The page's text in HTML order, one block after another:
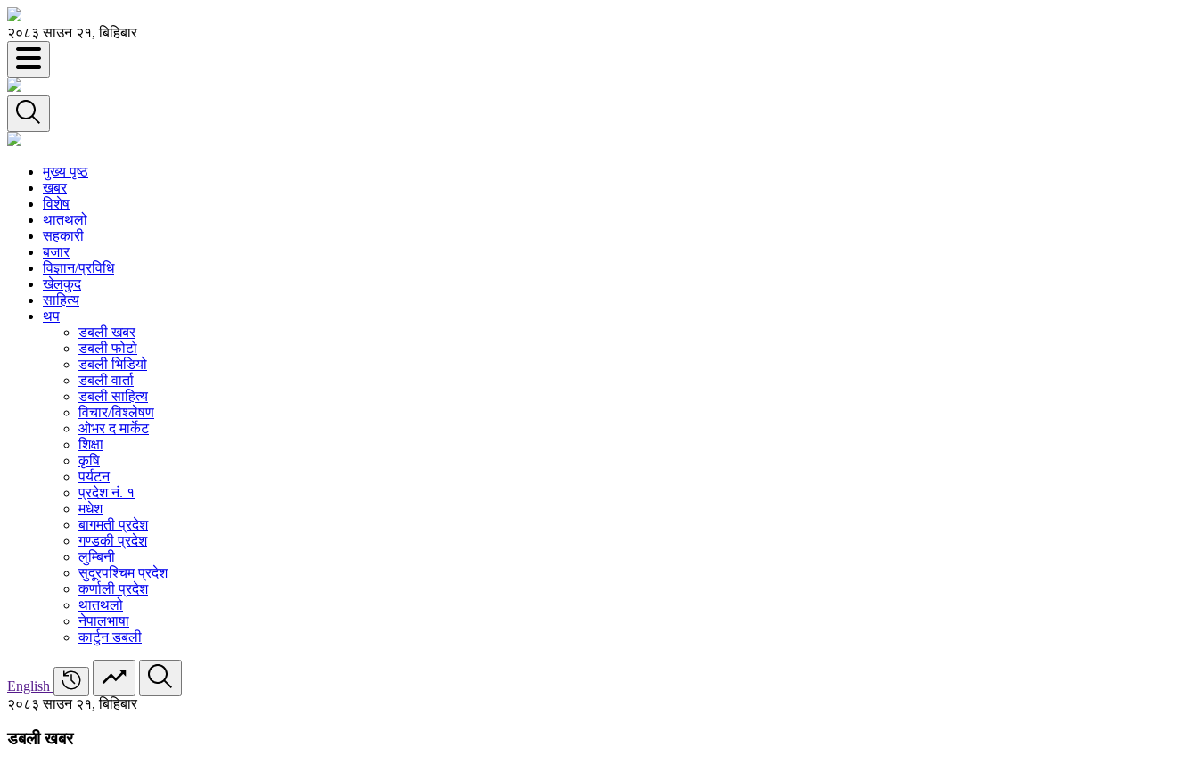
२०८३ साउन २१, बिहिबार
मुख्य पृष्ठ
खबर
विशेष
थातथलो
सहकारी
बजार
विज्ञान/प्रविधि
खेलकुद
साहित्य
थप
डबली खबर
डबली फोटो
डबली भिडियो
डबली वार्ता
डबली साहित्य
विचार/विश्‍लेषण
ओभर द मार्केट
शिक्षा
कृषि
पर्यटन
प्रदेश नं. १
मधेश
बागमती प्रदेश
गण्डकी प्रदेश
लुम्बिनी
सुदूरपश्चिम प्रदेश
कर्णाली प्रदेश
थातथलो
नेपालभाषा
कार्टुन डबली
English
२०८३ साउन २१, बिहिबार
डबली खबर